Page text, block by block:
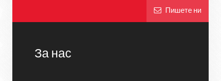
Пишете ни
За нас